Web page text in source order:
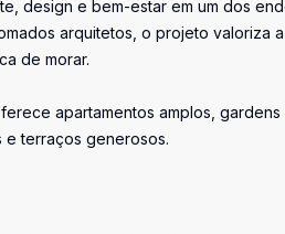
design e bem-estar em um dos
arquitetos, o projeto valoriza
de morar.
apartamentos amplos,
e terraços generosos.